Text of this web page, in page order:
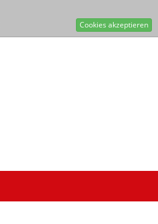
Cookies akzeptieren